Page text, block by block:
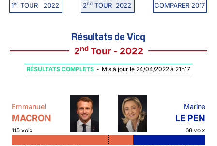
1erTOUR 2022 2ndTOUR 2022 COMPARER 2017
Résultats de Vicq
2ndTour - 2022
RÉSULTATS COMPLETS - Mis à jour le 24/04/2022 à 21h17
Emmanuel
MACRON
115 voix
Marine
LE PEN
68 voix